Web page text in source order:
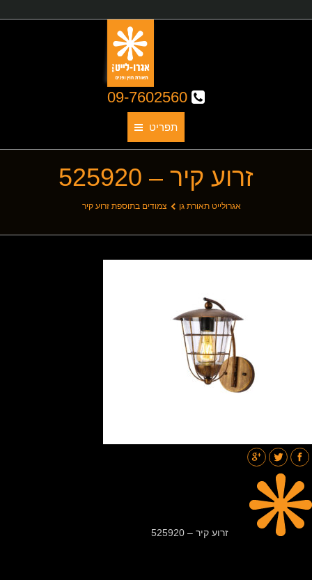
תפריט
תאורת גן
אודותינו
תאורת חוץ
תאורת רחובות
בלוג
גלריות
זרוע קיר – 525920
אגרולייט תאורת גן צמודים בתוספת זרוע קיר
זרוע קיר – 525920